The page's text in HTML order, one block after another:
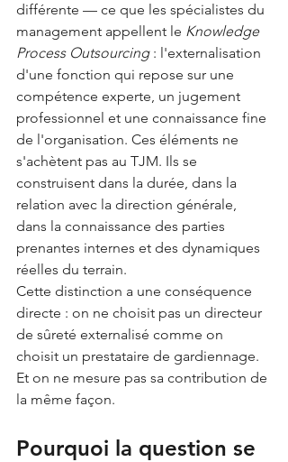
différente — ce que les spécialistes du
management appellent le Knowledge
Process Outsourcing : l'externalisation
d'une fonction qui repose sur une
compétence experte, un jugement
professionnel et une connaissance fine
de l'organisation. Ces éléments ne
s'achètent pas au TJM. Ils se
construisent dans la durée, dans la
relation avec la direction générale,
dans la connaissance des parties
prenantes internes et des dynamiques
réelles du terrain.
Cette distinction a une conséquence
directe : on ne choisit pas un directeur
de sûreté externalisé comme on
choisit un prestataire de gardiennage.
Et on ne mesure pas sa contribution de
la même façon.
Pourquoi la question se